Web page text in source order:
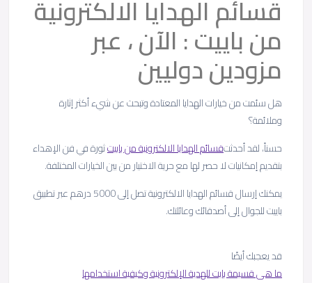
قسائم الهدايا الالكترونية
من باييت : الآن ، عبر
مزودين دوليين
هل سئمت من خيارات الهدايا المعتادة وتبحث عن شيء أكثر إثارة
وملائمة؟
حسناً، لقد أحدثتقسائم الهدايا الالكترونية من باييتثورة في فن الإهداء
بتقديم إمكانيات لا حصر لها مع حرية الاختيار من بين الخيارات المختلفة.
يمكنك إرسال قسائم الهدايا الالكترونية تصل إلى 5000 درهم عبر تطبيق
باييت للجوال إلى أصدقائك وعائلتك.
قد يعجبك أيضًا
ما هى قسيمة بايت للهدية الإلكترونية وكيفية استخدامها